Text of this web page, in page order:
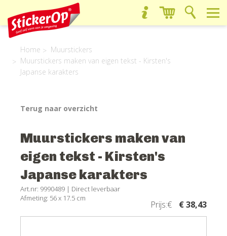
Home
Muurstickers
Muurstickers maken van eigen tekst - Kirsten's
Japanse karakters
Terug naar overzicht
Muurstickers maken van
eigen tekst - Kirsten's
Japanse karakters
Art.nr: 9990489 | Direct leverbaar
Afmeting: 56 x 17.5 cm
Prijs:€ € 38,43